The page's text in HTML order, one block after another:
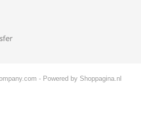
- Powered by Shoppagina.nl